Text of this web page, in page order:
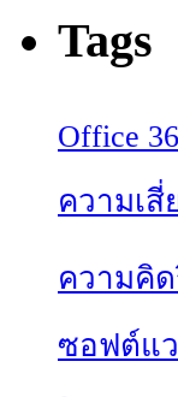
Tags
Office
ความเสี่
ความคิด
ซอฟต์แ